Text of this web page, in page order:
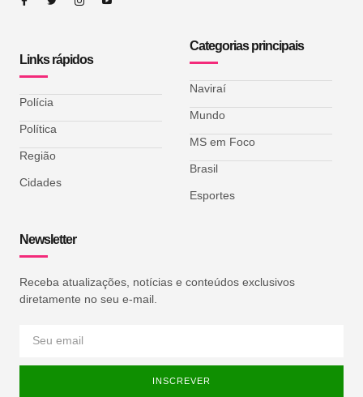
Links rápidos
Polícia
Política
Região
Cidades
Categorias principais
Naviraí
Mundo
MS em Foco
Brasil
Esportes
Newsletter
Receba atualizações, notícias e conteúdos exclusivos
diretamente no seu e-mail.
INSCREVER